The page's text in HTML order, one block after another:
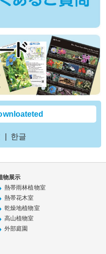
한글
物展示
熱帯雨林植物室
熱帯花木室
乾燥地植物室
高山植物室
外部庭園